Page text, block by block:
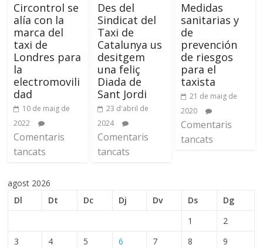
Circontrol se
alía con la
marca del
taxi de
Londres para
la
electromovili
dad
10 de maig de
2022
Comentaris
tancats
Des del
Sindicat del
Taxi de
Catalunya us
desitgem
una feliç
Diada de
Sant Jordi
23 d'abril de
2024
Comentaris
tancats
Medidas
sanitarias y
de
prevención
de riesgos
para el
taxista
21 de maig de
2020
Comentaris
tancats
agost 2026
Dl
Dt Dc Dj Dv Ds
Dg
1
2
3
4 5 6 7 8
9